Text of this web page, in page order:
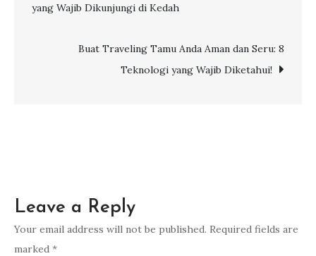
untuk
Anda
yang
navigation
yang Wajib Dikunjungi di Kedah
Buat Traveling Tamu Anda Aman dan Seru: 8
Teknologi yang Wajib Diketahui!
Leave a Reply
Your email address will not be published. Required fields are
marked *